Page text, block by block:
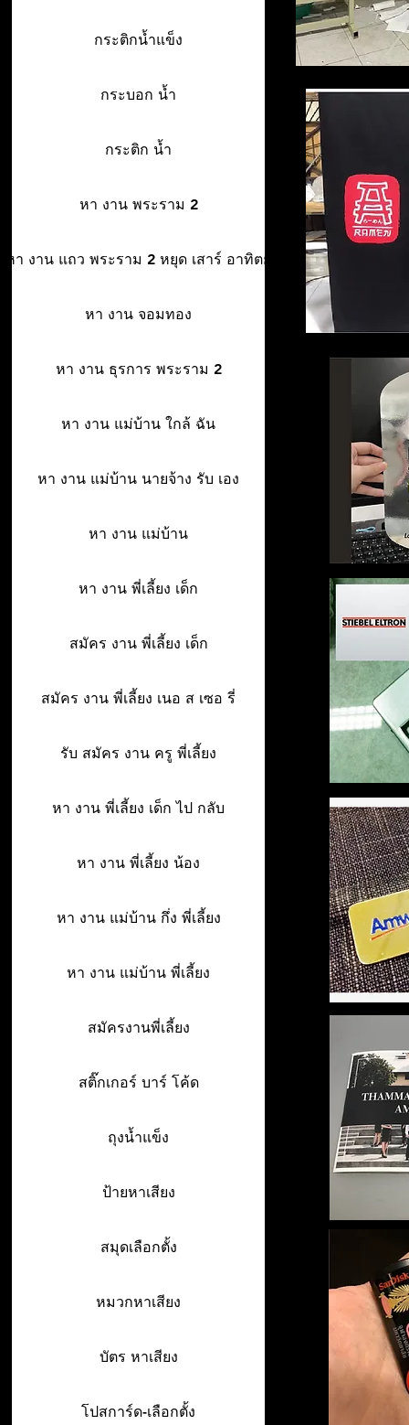
กระติกน้ำแข็ง
กระบอก น้ำ
กระติก น้ำ
หา งาน พระราม 2
หา งาน แถว พระราม 2 หยุด เสาร์ อาทิตย์
หา งาน จอมทอง
หา งาน ธุรการ พระราม 2
หา งาน แม่บ้าน ใกล้ ฉัน
หา งาน แม่บ้าน นายจ้าง รับ เอง
หา งาน แม่บ้าน
หา งาน พี่เลี้ยง เด็ก
สมัคร งาน พี่เลี้ยง เด็ก
สมัคร งาน พี่เลี้ยง เนอ ส เซอ รี่
รับ สมัคร งาน ครู พี่เลี้ยง
หา งาน พี่เลี้ยง เด็ก ไป กลับ
หา งาน พี่เลี้ยง น้อง
หา งาน แม่บ้าน กึ่ง พี่เลี้ยง
หา งาน แม่บ้าน พี่เลี้ยง
สมัครงานพี่เลี้ยง
สติ๊กเกอร์ บาร์ โค้ด
ถุงน้ำแข็ง
ป้ายหาเสียง
สมุดเลือกตั้ง
หมวกหาเสียง
บัตร หาเสียง
โปสการ์ด-เลือกตั้ง